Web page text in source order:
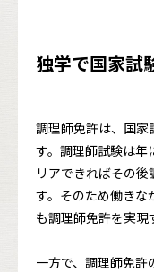
独学で国家試
調理師免許は、国家
す。調理師試験は年
リアできればその
す。そのため働きな
も調理師免許を実現
一方で、調理師免